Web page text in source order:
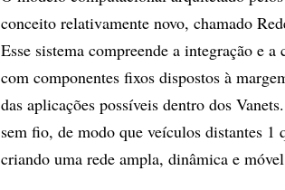
conceito relativamente novo, chamado
Esse sistema compreende a integração e
com componentes fixos dispostos à
das aplicações possíveis dentro dos
sem fio, de modo que veículos distantes
criando uma rede ampla, dinâmica e